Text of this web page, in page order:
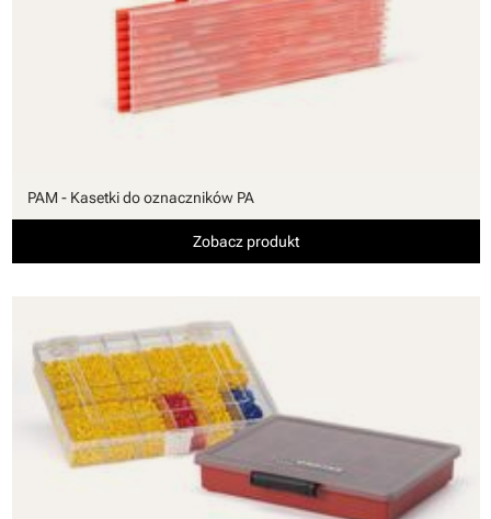
PAM - Kasetki do oznaczników PA
Zobacz produkt